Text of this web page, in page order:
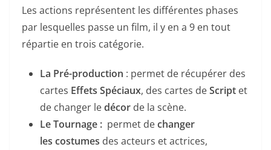
Les actions représentent les différentes phases
par lesquelles passe un film, il y en a 9 en tout
répartie en trois catégorie.
La Pré-production : permet de récupérer des
cartes Effets Spéciaux, des cartes deScript et
de changer ledécor de la scène.
Le Tournage : permet dechanger
les costumes des acteurs et actrices,